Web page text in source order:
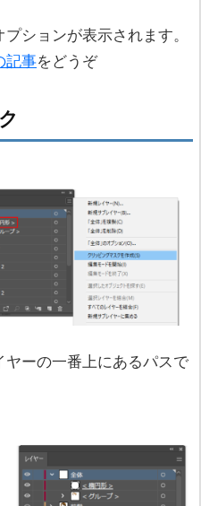
ションが表示されます。
記事をどうぞ
ーの一番上にあるパスで